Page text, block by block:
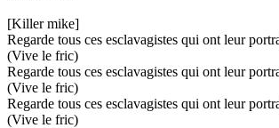
[Killer mike]
Regarde tous ces esclavagistes qui ont leur
(Vive le fric)
Regarde tous ces esclavagistes qui ont leur
(Vive le fric)
Regarde tous ces esclavagistes qui ont leur
(Vive le fric)